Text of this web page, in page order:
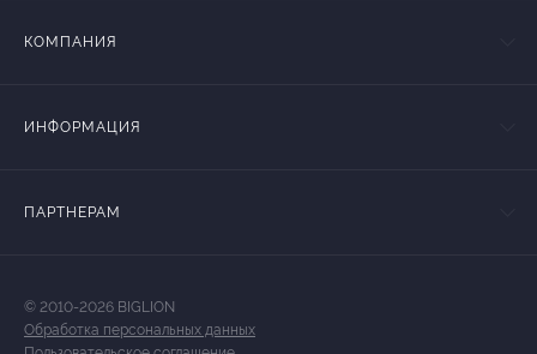
КОМПАНИЯ
ИНФОРМАЦИЯ
ПАРТНЕРАМ
© 2010-2026 BIGLION
Обработка персональных данных